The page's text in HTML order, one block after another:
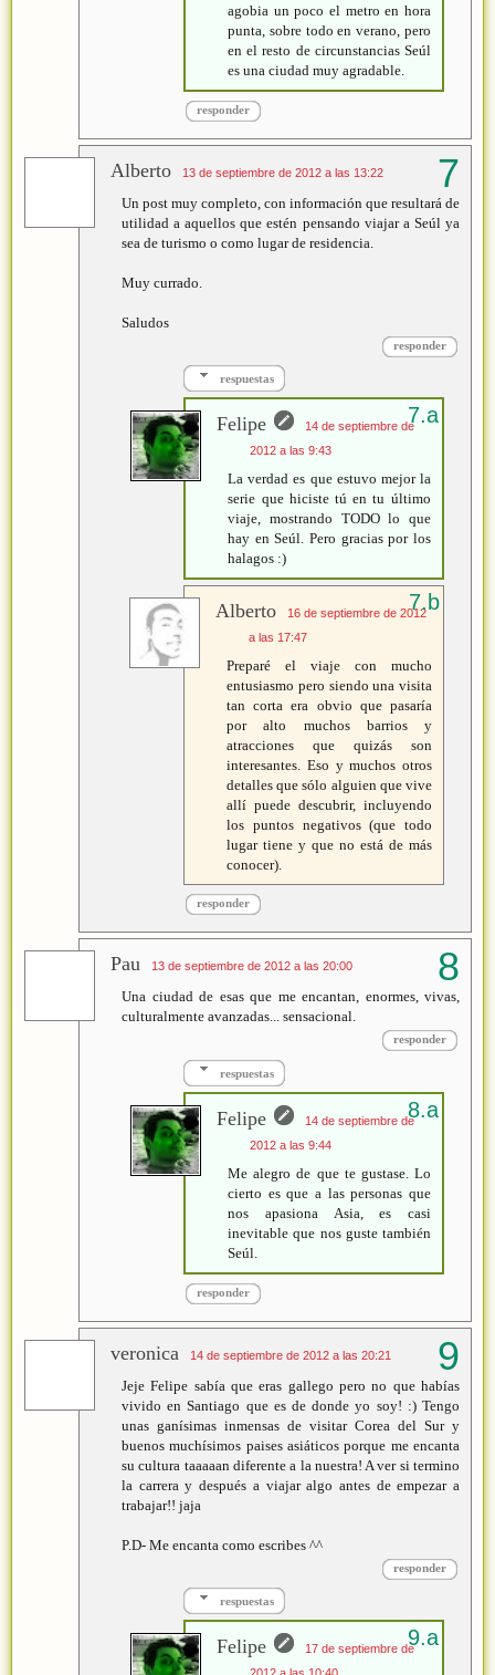
agobia un poco el metro en hora
punta, sobre todo en verano, pero
en el resto de circunstancias Seúl
es una ciudad muy agradable.
responder
Alberto 13 de septiembre de 2012 a las 13:22
Un post muy completo, con información que resultará de
utilidad a aquellos que estén pensando viajar a Seúl ya
sea de turismo o como lugar de residencia.
Muy currado.
Saludos
responder
respuestas
Felipe
14 de septiembre de
2012 a las 9:43
La verdad es que estuvo mejor la
serie que hiciste tú en tu último
viaje, mostrando TODO lo que
hay en Seúl. Pero gracias por los
halagos :)
Alberto
16 de septiembre de 2012
a las 17:47
Preparé el viaje con mucho
entusiasmo pero siendo una visita
tan corta era obvio que pasaría
por alto muchos barrios y
atracciones que quizás son
interesantes. Eso y muchos otros
detalles que sólo alguien que vive
allí puede descubrir, incluyendo
los puntos negativos (que todo
lugar tiene y que no está de más
conocer).
responder
Pau 13 de septiembre de 2012 a las 20:00
Una ciudad de esas que me encantan, enormes, vivas,
culturalmente avanzadas... sensacional.
responder
respuestas
Felipe
14 de septiembre de
2012 a las 9:44
Me alegro de que te gustase. Lo
cierto es que a las personas que
nos apasiona Asia, es casi
inevitable que nos guste también
Seúl.
responder
veronica 14 de septiembre de 2012 a las 20:21
Jeje Felipe sabía que eras gallego pero no que habías
vivido en Santiago que es de donde yo soy! :) Tengo
unas ganísimas inmensas de visitar Corea del Sur y
buenos muchísimos paises asiáticos porque me encanta
su cultura taaaaan diferente a la nuestra! A ver si termino
la carrera y después a viajar algo antes de empezar a
trabajar!! jaja
P.D- Me encanta como escribes ^^
responder
respuestas
Felipe
17 de septiembre de